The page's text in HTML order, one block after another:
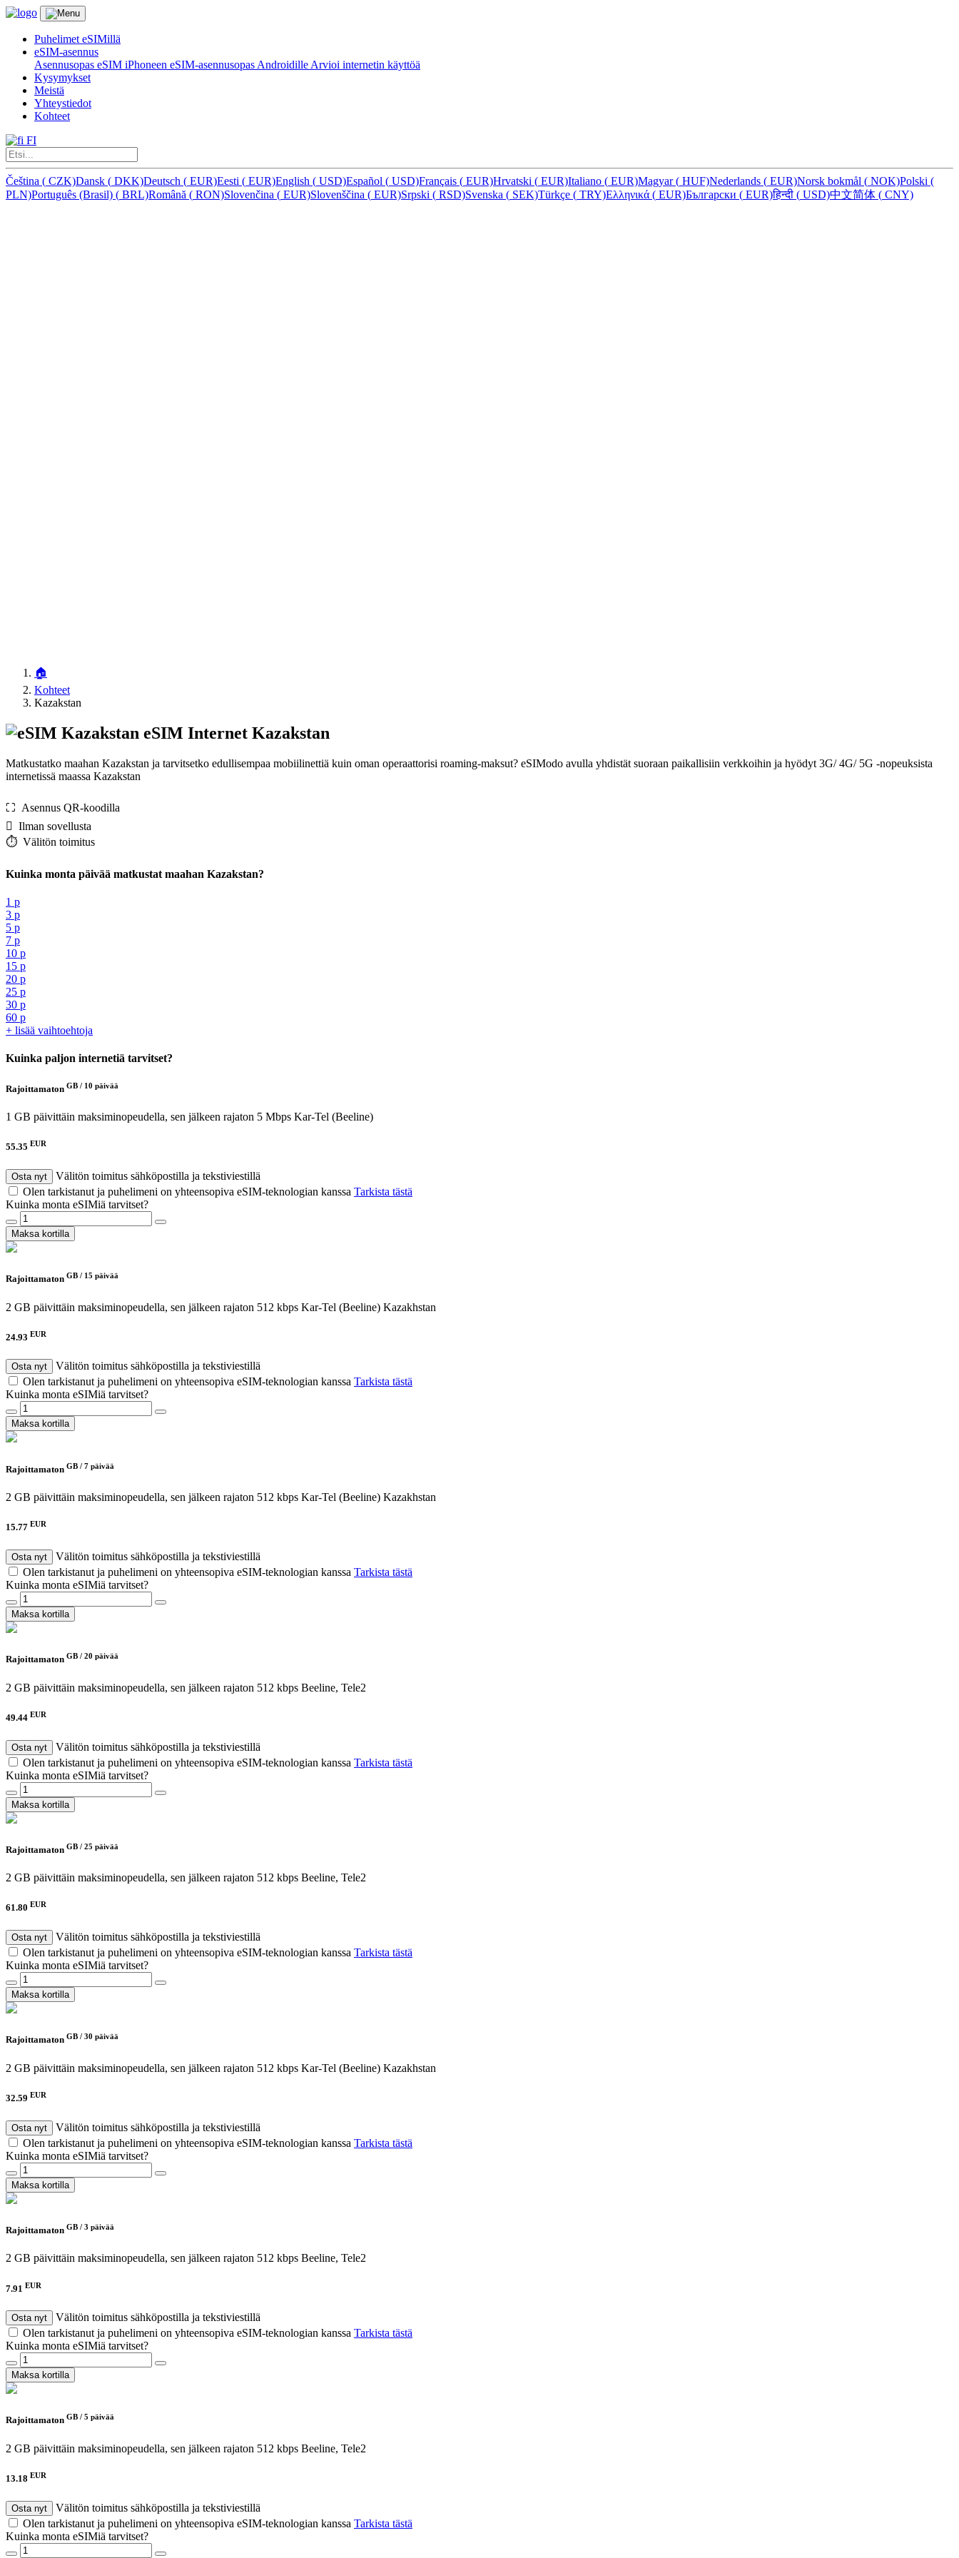
Puhelimet eSIMillä
eSIM-asennus
Asennusopas eSIM iPhoneen eSIM-asennusopas Androidille Arvioi internetin käyttöä
Kysymykset
Meistä
Yhteystiedot
Kohteet
FI
Čeština ( CZK)Dansk ( DKK)Deutsch ( EUR)Eesti ( EUR)English ( USD)Español ( USD)Français ( EUR)Hrvatski ( EUR)Italiano ( EUR)Magyar( HUF)Nederlands ( EUR)Norsk bokmål ( NOK)Polski (
PLN)Português (Brasil) ( BRL)Română ( RON)Slovenčina ( EUR)Slovenščina ( EUR)Srpski ( RSD)Svenska ( SEK)Türkçe ( TRY)Ελληνικά ( EUR)Български ( EUR)हिन्दी ( USD)中文简体 ( CNY)
🏠
Kohteet
Kazakstan
eSIM Internet Kazakstan
Matkustatko maahan Kazakstan ja tarvitsetko edullisempaa mobiilinettiä kuin oman operaattorisi roaming-maksut? eSIModo avulla yhdistät suoraan paikallisiin verkkoihin ja hyödyt 3G/ 4G/ 5G -nopeuksista
internetissä maassa Kazakstan
⛶️️ Asennus QR-koodilla
️ Ilman sovellusta
⏱️️ Välitön toimitus
Kuinka monta päivää matkustat maahan Kazakstan?
1 p
3 p
5 p
7 p
10 p
15 p
20 p
25 p
30 p
60 p
+ lisää vaihtoehtoja
Kuinka paljon internetiä tarvitset?
Rajoittamaton GB / 10 päivää
1 GB päivittäin maksiminopeudella, sen jälkeen rajaton 5 Mbps Kar-Tel (Beeline)
55.35 EUR
Osta nyt
Välitön toimitus sähköpostilla ja tekstiviestillä
Olen tarkistanut ja puhelimeni on yhteensopiva eSIM-teknologian kanssa Tarkista tästä
Kuinka monta eSIMiä tarvitset?
Maksa kortilla
Rajoittamaton GB / 15 päivää
2 GB päivittäin maksiminopeudella, sen jälkeen rajaton 512 kbps Kar-Tel (Beeline) Kazakhstan
24.93 EUR
Osta nyt
Välitön toimitus sähköpostilla ja tekstiviestillä
Olen tarkistanut ja puhelimeni on yhteensopiva eSIM-teknologian kanssa Tarkista tästä
Kuinka monta eSIMiä tarvitset?
Maksa kortilla
Rajoittamaton GB / 7 päivää
2 GB päivittäin maksiminopeudella, sen jälkeen rajaton 512 kbps Kar-Tel (Beeline) Kazakhstan
15.77 EUR
Osta nyt
Välitön toimitus sähköpostilla ja tekstiviestillä
Olen tarkistanut ja puhelimeni on yhteensopiva eSIM-teknologian kanssa Tarkista tästä
Kuinka monta eSIMiä tarvitset?
Maksa kortilla
Rajoittamaton GB / 20 päivää
2 GB päivittäin maksiminopeudella, sen jälkeen rajaton 512 kbps Beeline, Tele2
49.44 EUR
Osta nyt
Välitön toimitus sähköpostilla ja tekstiviestillä
Olen tarkistanut ja puhelimeni on yhteensopiva eSIM-teknologian kanssa Tarkista tästä
Kuinka monta eSIMiä tarvitset?
Maksa kortilla
Rajoittamaton GB / 25 päivää
2 GB päivittäin maksiminopeudella, sen jälkeen rajaton 512 kbps Beeline, Tele2
61.80 EUR
Osta nyt
Välitön toimitus sähköpostilla ja tekstiviestillä
Olen tarkistanut ja puhelimeni on yhteensopiva eSIM-teknologian kanssa Tarkista tästä
Kuinka monta eSIMiä tarvitset?
Maksa kortilla
Rajoittamaton GB / 30 päivää
2 GB päivittäin maksiminopeudella, sen jälkeen rajaton 512 kbps Kar-Tel (Beeline) Kazakhstan
32.59 EUR
Osta nyt
Välitön toimitus sähköpostilla ja tekstiviestillä
Olen tarkistanut ja puhelimeni on yhteensopiva eSIM-teknologian kanssa Tarkista tästä
Kuinka monta eSIMiä tarvitset?
Maksa kortilla
Rajoittamaton GB / 3 päivää
2 GB päivittäin maksiminopeudella, sen jälkeen rajaton 512 kbps Beeline, Tele2
7.91 EUR
Osta nyt
Välitön toimitus sähköpostilla ja tekstiviestillä
Olen tarkistanut ja puhelimeni on yhteensopiva eSIM-teknologian kanssa Tarkista tästä
Kuinka monta eSIMiä tarvitset?
Maksa kortilla
Rajoittamaton GB / 5 päivää
2 GB päivittäin maksiminopeudella, sen jälkeen rajaton 512 kbps Beeline, Tele2
13.18 EUR
Osta nyt
Välitön toimitus sähköpostilla ja tekstiviestillä
Olen tarkistanut ja puhelimeni on yhteensopiva eSIM-teknologian kanssa Tarkista tästä
Kuinka monta eSIMiä tarvitset?